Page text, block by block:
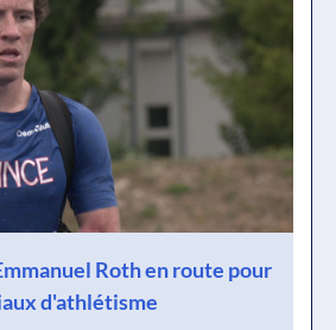
Roth en route pour
d'athlétisme